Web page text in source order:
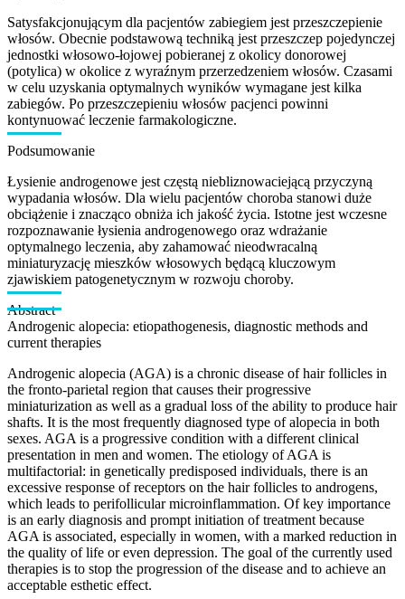
Satysfakcjonującym dla pacjentów zabiegiem jest przeszczepienie
włosów. Obecnie podstawową techniką jest przeszczep pojedynczej
jednostki włosowo-łojowej pobieranej z okolicy donorowej
(potylica) w okolice z wyraźnym przerzedzeniem włosów. Czasami
w celu uzyskania optymalnych wyników wymagane jest kilka
zabiegów. Po przeszczepieniu włosów pacjenci powinni
kontynuować leczenie farmakologiczne.
Podsumowanie
Łysienie androgenowe jest częstą niebliznowaciejącą przyczyną
wypadania włosów. Dla wielu pacjentów choroba stanowi duże
obciążenie i znacząco obniża ich jakość życia. Istotne jest wczesne
rozpoznawanie łysienia androgenowego oraz wdrażanie
optymalnego leczenia, aby zahamować nieodwracalną
miniaturyzację mieszków włosowych będącą kluczowym
zjawiskiem patogenetycznym w rozwoju choroby.
Abstract
Androgenic alopecia: etiopathogenesis, diagnostic methods and
current therapies
Androgenic alopecia (AGA) is a chronic disease of hair follicles in
the fronto-parietal region that causes their progressive
miniaturization as well as a gradual loss of the ability to produce hair
shafts. It is the most frequently diagnosed type of alopecia in both
sexes. AGA is a progressive condition with a different clinical
presentation in men and women. The etiology of AGA is
multifactorial: in genetically predisposed individuals, there is an
excessive response of receptors on the hair follicles to androgens,
which leads to perifollicular microinflammation. Of key importance
is an early diagnosis and prompt initiation of treatment because
AGA is associated, especially in women, with a marked reduction in
the quality of life or even depression. The goal of the currently used
therapies is to stop the progression of the disease and to achieve an
acceptable esthetic effect.